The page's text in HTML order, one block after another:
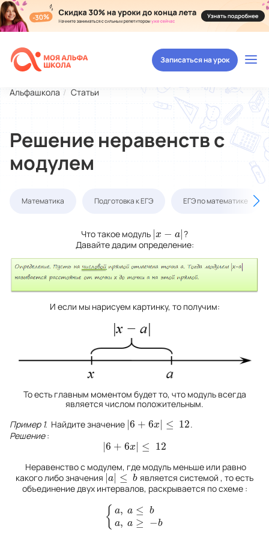
Записаться на урок
Альфашкола Статьи
Решение неравенств с
модулем
Математика Подготовка к ЕГЭ ЕГЭ по математике
Что такое модуль |x − a
x− a|
?
Давайте дадим определение:
И если мы нарисуем картинку, то получим:
То есть главным моментом будет то, что модуль всегда
является числом положительным.
Пример 1. Найдите значение 6 + 6x ≤ 12
6 +6x|≤12
.
Решение:
|6 + 6x| ≤ 12
6 +6x|≤12
Неравенство с модулем, где модуль меньше или равно
какого либо значения a| ≤ b
a| ≤b
является системой , то есть
объединение двух интервалов, раскрывается по схеме :
{ a, a ≤
b
a, a ≥ −b
{a ,a≤ ba,a ≥− b